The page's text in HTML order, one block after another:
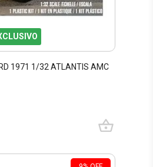
1971 1/32 ATLANTIS AMC